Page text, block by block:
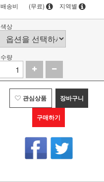
배송비
(무료) 지역별
색상
수량
관심상품 장바구니
구매하기